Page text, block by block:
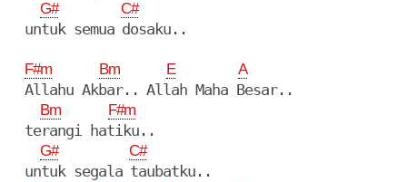
G# C#
  untuk semua dosaku..
F#m Bm E A
  Allahu Akbar.. Allah Maha Besar..
Bm F#m
  terangi hatiku..
G# C#
  untuk segala taubatku..